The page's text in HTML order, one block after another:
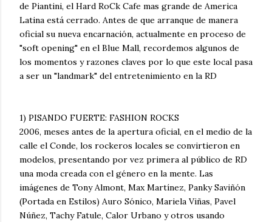
de Piantini, el Hard RoCk Cafe mas grande de America
Latina está cerrado. Antes de que arranque de manera
oficial su nueva encarnación, actualmente en proceso de
"soft opening" en el Blue Mall, recordemos algunos de
los momentos y razones claves por lo que este local pasa
a ser un "landmark" del entretenimiento en la RD
1) PISANDO FUERTE: FASHION ROCKS
2006, meses antes de la apertura oficial, en el medio de la
calle el Conde, los rockeros locales se convirtieron en
modelos, presentando por vez primera al público de RD
una moda creada con el género en la mente. Las
imágenes de Tony Almont, Max Martínez, Panky Saviñón
(Portada en Estilos) Auro Sónico, Mariela Viñas, Pavel
Núñez, Tachy Fatule, Calor Urbano y otros usando